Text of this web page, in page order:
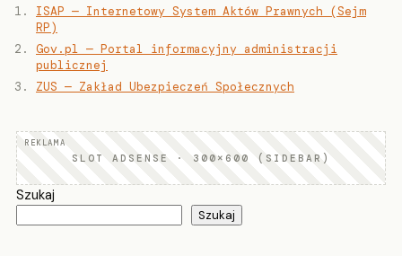
ISAP — Internetowy System Aktów Prawnych (Sejm
RP)
Gov.pl — Portal informacyjny administracji
publicznej
ZUS — Zakład Ubezpieczeń Społecznych
SLOT ADSENSE · 300×600 (SIDEBAR)
Szukaj
Szukaj